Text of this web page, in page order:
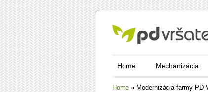
Home Mechanizácia
Home » Modernizácia farmy PD